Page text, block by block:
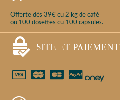
Offerte dès 39€ ou 2 kg de café
ou 100 dosettes ou 100 capsules.
SITE ET PAIEMENT